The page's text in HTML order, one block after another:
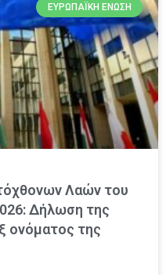
ΕΥΡΩΠΑΪΚΉ ΈΝΩΣΗ
Λαών του
Δήλωση της
ονόματος της